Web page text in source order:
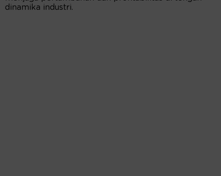
dinamika industri.